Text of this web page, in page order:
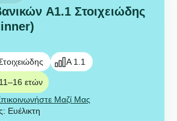
A1.1 Στοιχειώδης
A 1.1
ετών
Μαζί Μας
Ευέλικτη